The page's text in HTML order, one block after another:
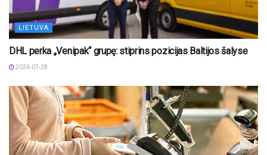
LIETUVA
DHL perka „Venipak“ grupę: stiprins pozicijas Baltijos šalyse
2026-07-28